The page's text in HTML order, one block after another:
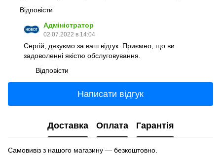
Відповісти
Адміністратор
02.07.2022 в 14:04
Сергій, дякуємо за ваш відгук. Приємно, що ви
задоволенні якістю обслуговування.
Відповісти
Написати відгук
Доставка Оплата Гарантія
Самовивіз з нашого магазину — безкоштовно.